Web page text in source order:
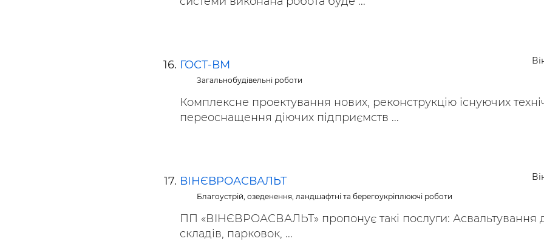
ГОСТ-ВМ
Загальнобудівельні роботи
Комплексне проектування нових, реконструкцію існуючих
переоснащення діючих підприємств ...
ВІНЄВРОАСВАЛЬТ
Благоустрій, озеденення, ландшафтні та берегоукріплюючі роботи
ПП «ВІНЄВРОАСВАЛЬТ» пропонує такі послуги: Асвальтування
складів, парковок, ...